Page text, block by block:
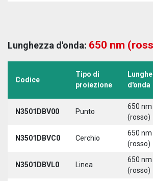
Lunghezza d'onda: 650 nm
Codice
Tipo di
proiezione
d'onda
N3501DBV00 Punto
650 nm
(rosso)
N3501DBVC0 Cerchio
650 nm
(rosso)
N3501DBVL0 Linea
650 nm
(rosso)